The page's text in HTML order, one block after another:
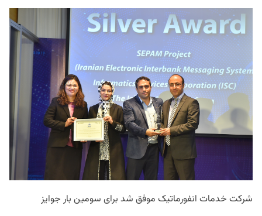
شرکت خدمات انفورماتیک موفق شد برای سومین بار جوایز